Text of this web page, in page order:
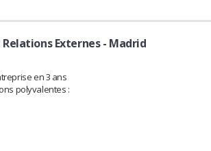
Externes - Madrid
en 3 ans
polyvalentes :